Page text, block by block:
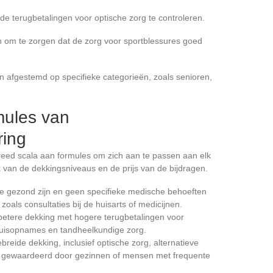
terugbetalingen voor optische zorg te controleren.
te zorgen dat de zorg voor sportblessures goed
afgestemd op specifieke categorieën, zoals senioren,
van
scala aan formules om zich aan te passen aan elk
de dekkingsniveaus en de prijs van de bijdragen.
gezond zijn en geen specifieke medische behoeften
consultaties bij de huisarts of medicijnen.
dekking met hogere terugbetalingen voor
en tandheelkundige zorg.
dekking, inclusief optische zorg, alternatieve
door gezinnen of mensen met frequente